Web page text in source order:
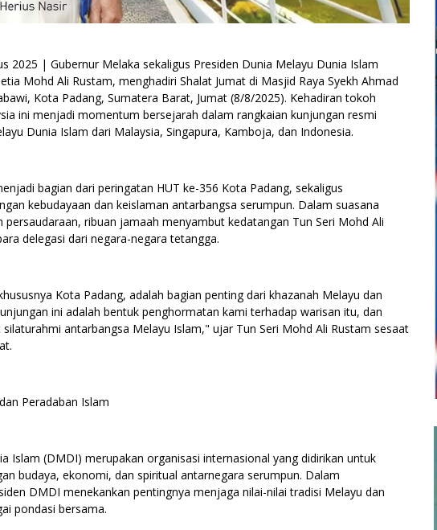
2025 | Gubernur Melaka sekaligus Presiden Dunia Melayu Dunia Islam
Mohd Ali Rustam, menghadiri Shalat Jumat di Masjid Raya Syekh Ahmad
Kota Padang, Sumatera Barat, Jumat (8/8/2025). Kehadiran tokoh
ini menjadi momentum bersejarah dalam rangkaian kunjungan resmi
Dunia Islam dari Malaysia, Singapura, Kamboja, dan Indonesia.
bagian dari peringatan HUT ke-356 Kota Padang, sekaligus
kebudayaan dan keislaman antarbangsa serumpun. Dalam suasana
persaudaraan, ribuan jamaah menyambut kedatangan Tun Seri Mohd Ali
delegasi dari negara-negara tetangga.
Kota Padang, adalah bagian penting dari khazanah Melayu dan
ini adalah bentuk penghormatan kami terhadap warisan itu, dan
antarbangsa Melayu Islam," ujar Tun Seri Mohd Ali Rustam sesaat
Peradaban Islam
Islam (DMDI) merupakan organisasi internasional yang didirikan untuk
budaya, ekonomi, dan spiritual antarnegara serumpun. Dalam
DMDI menekankan pentingnya menjaga nilai-nilai tradisi Melayu dan
pondasi bersama.